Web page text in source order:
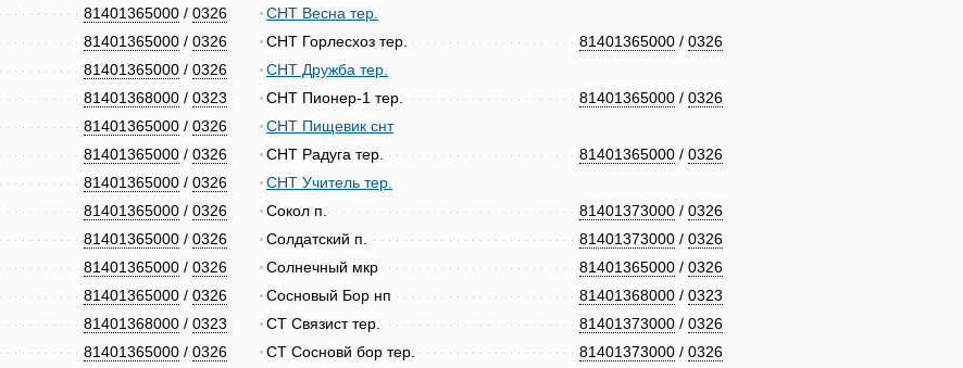
81401365000 / 0326
81401365000 / 0326
81401365000 / 0326
81401368000 / 0323
81401365000 / 0326
81401365000 / 0326
81401365000 / 0326
81401365000 / 0326
81401365000 / 0326
81401365000 / 0326
81401365000 / 0326
81401368000 / 0323
81401365000 / 0326
СНТ Весна тер.
81401365000 / 0326
СНТ Горлесхоз тер.
СНТ Дружба тер.
81401365000 / 0326
СНТ Пионер-1 тер.
СНТ Пищевик снт
81401365000 / 0326
СНТ Радуга тер.
СНТ Учитель тер.
81401373000 / 0326
Сокол п.
81401373000 / 0326
Солдатский п.
81401365000 / 0326
Солнечный мкр
81401368000 / 0323
Сосновый Бор нп
81401373000 / 0326
СТ Связист тер.
81401373000 / 0326
СТ Сосновй бор тер.